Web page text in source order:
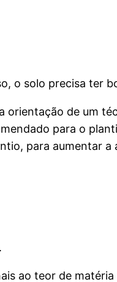
o solo precisa ter
orientação de um
para o
para aumentar a
ao teor de